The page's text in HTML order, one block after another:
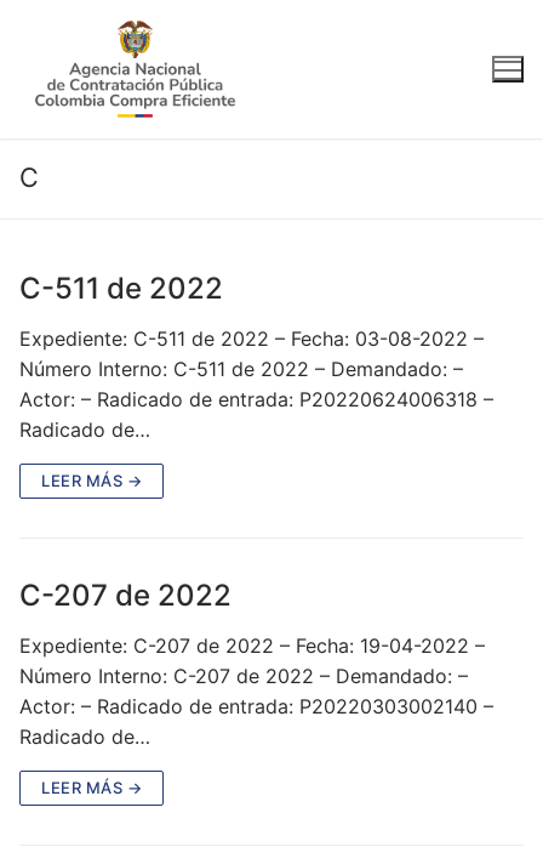
contenido
C
C-511 de 2022
Expediente: C-511 de 2022 – Fecha: 03-08-2022 –
Número Interno: C-511 de 2022 – Demandado: –
Actor: – Radicado de entrada: P20220624006318 –
Radicado de…
LEER MÁS →
C-207 de 2022
Expediente: C-207 de 2022 – Fecha: 19-04-2022 –
Número Interno: C-207 de 2022 – Demandado: –
Actor: – Radicado de entrada: P20220303002140 –
Radicado de…
LEER MÁS →